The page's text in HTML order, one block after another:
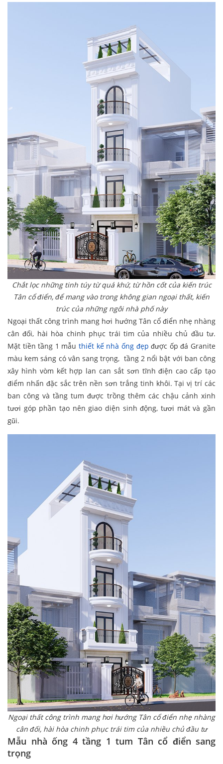
Chắt lọc những tinh túy từ quá khứ, từ hồn cốt của kiến trúc
Tân cổ điển, để mang vào trong không gian ngoại thất, kiến
trúc của những ngôi nhà phố này
Ngoại thất công trình mang hơi hướng Tân cổ điển nhẹ nhàng
cân đối, hài hòa chinh phục trái tim của nhiều chủ đầu tư.
Mặt tiền tầng 1 mẫuthiết kế nhà ống đẹp được ốp đá Granite
màu kem sáng có vân sang trọng, tầng 2 nổi bật với ban công
xây hình vòm kết hợp lan can sắt sơn tĩnh điện cao cấp tạo
điểm nhấn đặc sắc trên nền sơn trắng tinh khôi. Tại vị trí các
ban công và tầng tum được trồng thêm các chậu cảnh xinh
tươi góp phần tạo nên giao diện sinh động, tươi mát và gần
gũi.
Ngoại thất công trình mang hơi hướng Tân cổ điển nhẹ nhàng
cân đối, hài hòa chinh phục trái tim của nhiều chủ đầu tư
Mẫu nhà ống 4 tầng 1 tum Tân cổ điển sang
trọng